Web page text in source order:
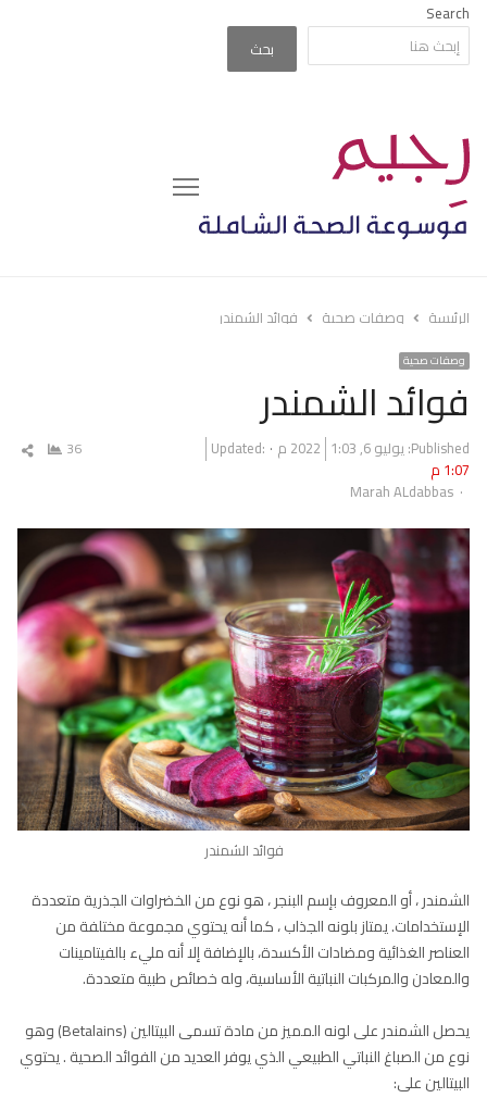
Search
بحث
Menu
الرئيسة وصفات صحية فوائد الشمندر
وصفات صحية
فوائد الشمندر
Published: يوليو 6, 2022 1:03 م
Updated:
1:07 م
Author
Marah ALdabbas
36
فوائد الشمندر
الشمندر ، أو المعروف بإسم البنجر ، هو نوع من الخضراوات الجذرية متعددة
الإستخدامات. يمتاز بلونه الجذاب ، كما أنه يحتوي مجموعة مختلفة من
العناصر الغذائية ومضادات الأكسدة، بالإضافة إلا أنه مليء بالفيتامينات
والمعادن والمركبات النباتية الأساسية، وله خصائص طبية متعددة.
يحصل الشمندر على لونه المميز من مادة تسمى البيتالين (Betalains) وهو
نوع من الصباغ النباتي الطبيعي الذي يوفر العديد من الفوائد الصحية . يحتوي
البيتالين على: